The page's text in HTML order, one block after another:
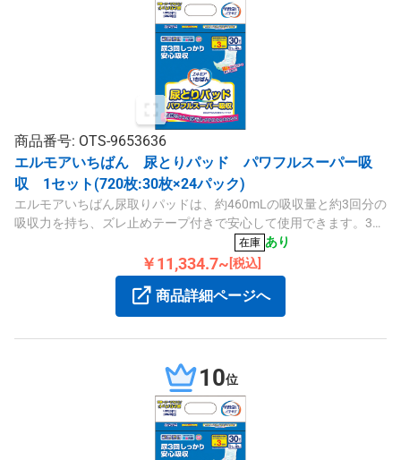
商品番号: OTS-9653636
エルモアいちばん 尿とりパッド パワフルスーパー吸
収 1セット(720枚:30枚×24パック)
エルモアいちばん尿取りパッドは、約460mLの吸収量と約3回分の
吸収力を持ち、ズレ止めテープ付きで安心して使用できます。30
在庫 あり
￥11,334.7~ [税込]
商品詳細ページへ
10位